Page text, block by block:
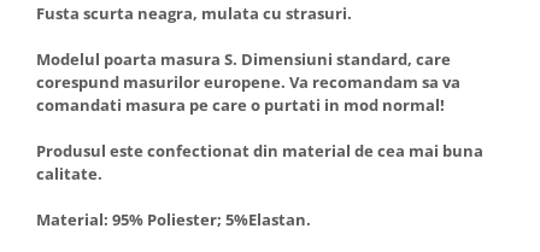
Fusta scurta neagra, mulata cu strasuri.
Modelul poarta masura S. Dimensiuni standard, care
corespund masurilor europene. Va recomandam sa va
comandati masura pe care o purtati in mod normal!
Produsul este confectionat din material de cea mai buna
calitate.
Material: 95% Poliester; 5%Elastan.